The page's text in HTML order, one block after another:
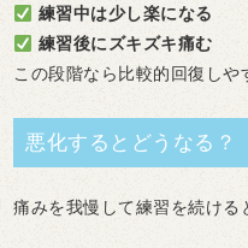
練習中は少し楽になる
練習後にズキズキ痛む
この段階なら比較的回復しや
悪化するとどうなる？
痛みを我慢して練習を続ける